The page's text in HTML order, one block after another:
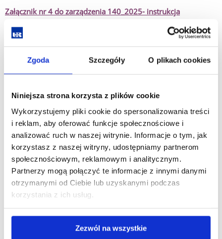
Zgoda Szczegóły O plikach cookies
Niniejsza strona korzysta z plików cookie
Wykorzystujemy pliki cookie do spersonalizowania treści
i reklam, aby oferować funkcje społecznościowe i
analizować ruch w naszej witrynie. Informacje o tym, jak
korzystasz z naszej witryny, udostępniamy partnerom
społecznościowym, reklamowym i analitycznym.
Partnerzy mogą połączyć te informacje z innymi danymi
otrzymanymi od Ciebie lub uzyskanymi podczas
korzystania z ich usług.
Zezwól na wszystkie
Załącznik nr 4 do zarządzenia 140_2025- instrukcja
poczet praktyki
(drukować dwustronnie)
Dokumenty dla koordynatorów:
Załącznik nr 13 - wzór sprawozdania
Załącznik nr 12 - wykaz studentów
Ramowy program praktyki programowej
Zał. nr 1 - Oświadczenie o ubezpieczeniu NNW
Załącznik nr 1 do zarządzenia
Załącznik nr 2 do zarządzenia140_2025- Oświadczenie 2
Załącznik nr 3 do zarządzenia140_2025- Klauzula